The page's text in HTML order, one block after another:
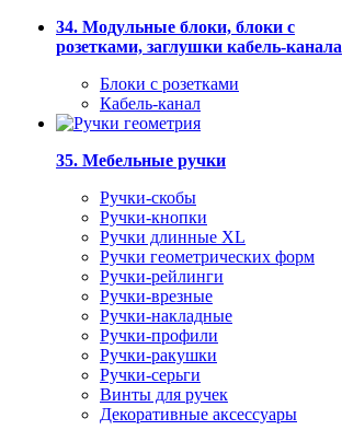
34. Модульные блоки, блоки с
розетками, заглушки кабель-канала
Блоки с розетками
Кабель-канал
35. Мебельные ручки
Ручки-скобы
Ручки-кнопки
Ручки длинные XL
Ручки геометрических форм
Ручки-рейлинги
Ручки-врезные
Ручки-накладные
Ручки-профили
Ручки-ракушки
Ручки-серьги
Винты для ручек
Декоративные аксессуары